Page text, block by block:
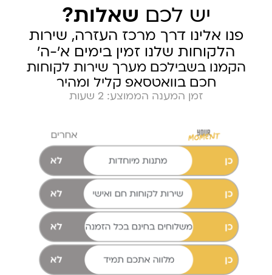
יש לכם שאלות?
פנו אלינו דרך מרכז העזרה, שירות
הלקוחות שלנו זמין בימים א׳-ה׳
הקמנו בשבילכם מערך שירות לקוחות
חכם בוואטסאפ קליל ומהיר
זמן המענה הממוצע: 2 שעות